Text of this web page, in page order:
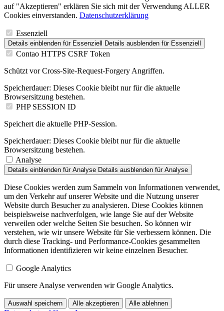
auf "Akzeptieren" erklären Sie sich mit der Verwendung ALLER
Cookies einverstanden. Datenschutzerklärung
Essenziell
Details einblenden für Essenziell Details ausblenden für Essenziell
Contao HTTPS CSRF Token
Schützt vor Cross-Site-Request-Forgery Angriffen.
Speicherdauer: Dieses Cookie bleibt nur für die aktuelle
Browsersitzung bestehen.
PHP SESSION ID
Speichert die aktuelle PHP-Session.
Speicherdauer: Dieses Cookie bleibt nur für die aktuelle
Browsersitzung bestehen.
Analyse
Details einblenden für Analyse Details ausblenden für Analyse
Diese Cookies werden zum Sammeln von Informationen verwendet,
um den Verkehr auf unserer Website und die Nutzung unserer
Website durch Besucher zu analysieren. Diese Cookies können
beispielsweise nachverfolgen, wie lange Sie auf der Website
verweilen oder welche Seiten Sie besuchen. So können wir
verstehen, wie wir unsere Website für Sie verbessern können. Die
durch diese Tracking- und Performance-Cookies gesammelten
Informationen identifizieren wir keine einzelnen Besucher.
Google Analytics
Für unsere Analyse verwenden wir Google Analytics.
Auswahl speichern Alle akzeptieren Alle ablehnen